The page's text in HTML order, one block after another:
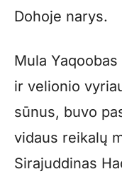
Dohoje narys.
Mula
ir velionio
sūnus, buvo
vidaus reikalų
Sirajuddinas